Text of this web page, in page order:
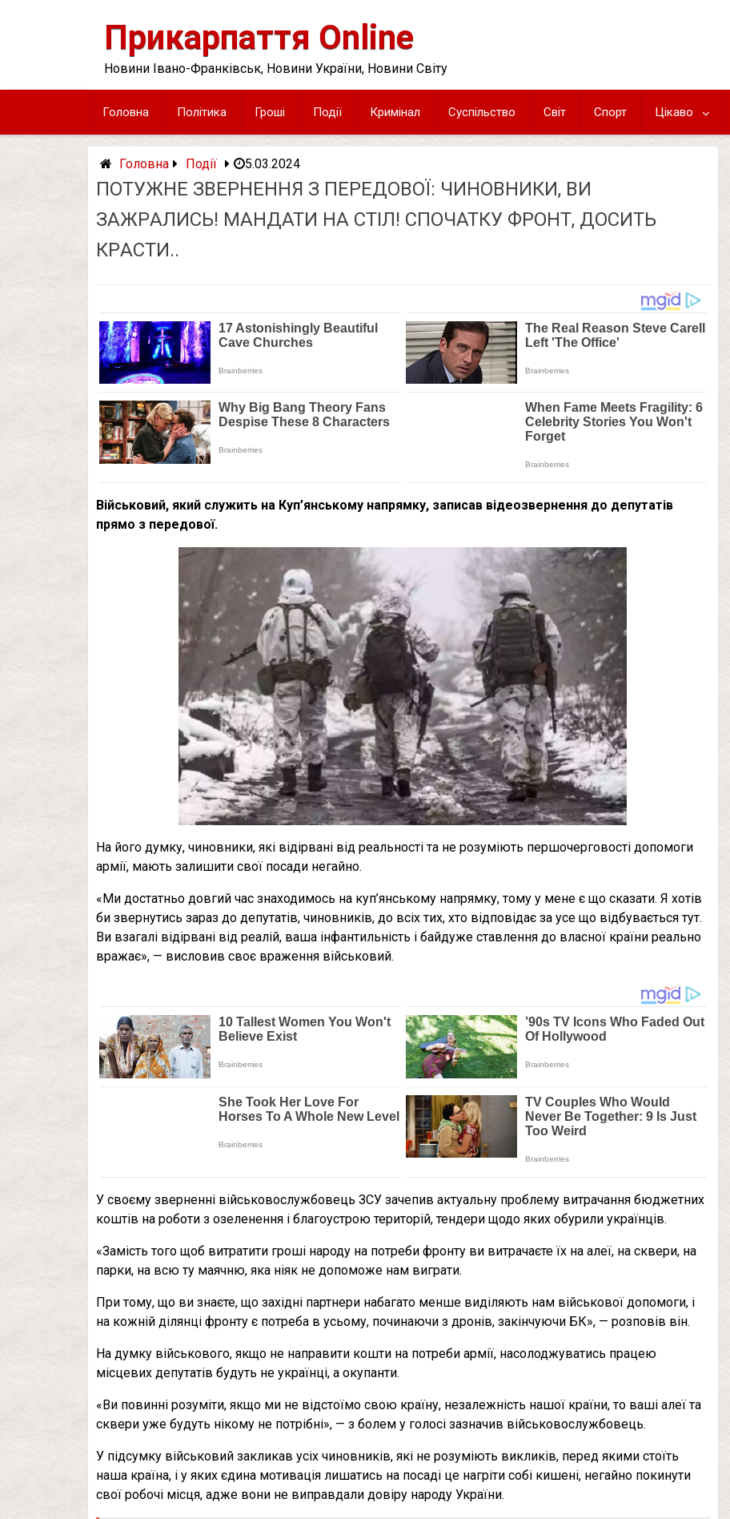
Прикарпаття Online
Новини Івано-Франківськ, Новини України, Новини Світу
Головна Політика Гроші Події Кримінал Суспільство Світ Спорт Цікаво
Головна Події 5.03.2024
ПOТУЖНЕ ЗВЕPНЕННЯ З ПЕPЕДОВОЇ: ЧИНОВНИКИ, ВИ
ЗAЖPАЛИСЬ! МAНДАТИ НА СТІЛ! СПОЧАТКУ ФPОНТ, ДОCИТЬ
КPАСТИ..
Військовий, який служить на Куп’янському напрямку, записав відеозвернення до депутатів
прямо з передової.
На його думку, чиновники, які відірвані від реальності та не розуміють першочерговості допомоги
армії, мають залишити свої посади негайно.
«Ми достатньо довгий час знаходимось на куп’янському напрямку, тому у мене є що сказати. Я хотів
би звернутись зараз до депутатів, чиновників, до всіх тих, хто відповідає за усе що відбувається тут.
Ви взагалі відірвані від реалій, ваша інфантильність і байдуже ставлення до власної країни реально
вражає», — висловив своє враження військовий.
У своєму зверненні військовослужбовець ЗСУ зачепив актуальну проблему витрачання бюджетних
коштів на роботи з озеленення і благоустрою територій, тендери щодо яких обурили українців.
«Замість того щоб витратити гроші народу на потреби фронту ви витрачаєте їх на алеї, на сквери, на
парки, на всю ту маячню, яка ніяк не допоможе нам виграти.
При тому, що ви знаєте, що західні партнери набагато менше виділяють нам військової допомоги, і
на кожній ділянці фронту є потреба в усьому, починаючи з дронів, закінчуючи БК», — розповів він.
На думку військового, якщо не направити кошти на потреби армії, насолоджуватись працею
місцевих депутатів будуть не українці, а окупанти.
«Ви повинні розуміти, якщо ми не відстоїмо свою країну, незалежність нашої країни, то ваші алеї та
сквери уже будуть нікому не потрібні», — з болем у голосі зазначив військовослужбовець.
У підсумку військовий закликав усіх чиновників, які не розуміють викликів, перед якими стоїть
наша країна, і у яких єдина мотивація лишатись на посаді це нагріти собі кишені, негайно покинути
свої робочі місця, адже вони не виправдали довіру народу України.